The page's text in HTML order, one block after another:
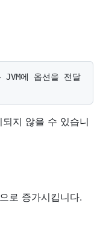
지 않을 수 있습니
로 증가시킵니다.